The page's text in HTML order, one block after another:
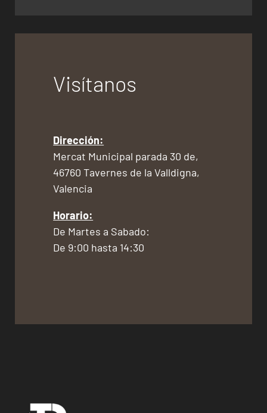
Visítanos
Dirección:
Mercat Municipal parada 30 de,
46760 Tavernes de la Valldigna,
Valencia
Horario:
De Martes a Sabado:
De 9:00 hasta 14:30